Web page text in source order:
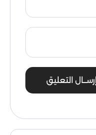
إرســال التعليق